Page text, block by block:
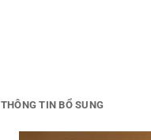
THÔNG TIN BỔ SUNG